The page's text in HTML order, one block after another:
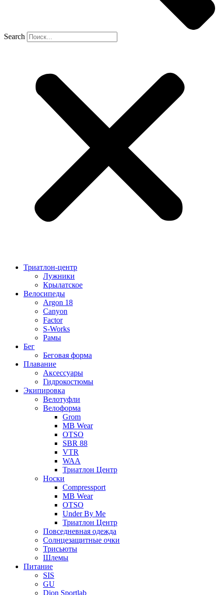
Search
Триатлон-центр
Лужники
Крылатское
Велосипеды
Argon 18
Canyon
Factor
S-Works
Рамы
Бег
Беговая форма
Плавание
Аксессуары
Гидрокостюмы
Экипировка
Велотуфли
Велоформа
Grom
MB Wear
OTSO
SBR 88
VTR
WAA
Триатлон Центр
Носки
Compressport
MB Wear
OTSO
Under By Me
Триатлон Центр
Повседневная одежда
Солнцезащитные очки
Трисьюты
Шлемы
Питание
SIS
GU
Dion Sportlab